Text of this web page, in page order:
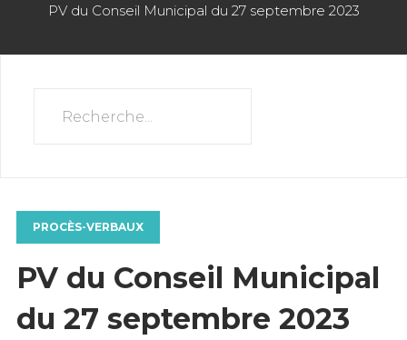
PV du Conseil Municipal du 27 septembre 2023
PROCÈS-VERBAUX
PV du Conseil Municipal
du 27 septembre 2023